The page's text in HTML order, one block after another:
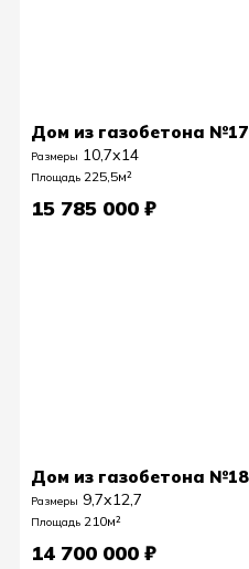
Дом из газобетона №17
Размеры 10,7х14
Площадь 225,5м²
15 785 000 ₽
Дом из газобетона №18
Размеры 9,7х12,7
Площадь 210м²
14 700 000 ₽